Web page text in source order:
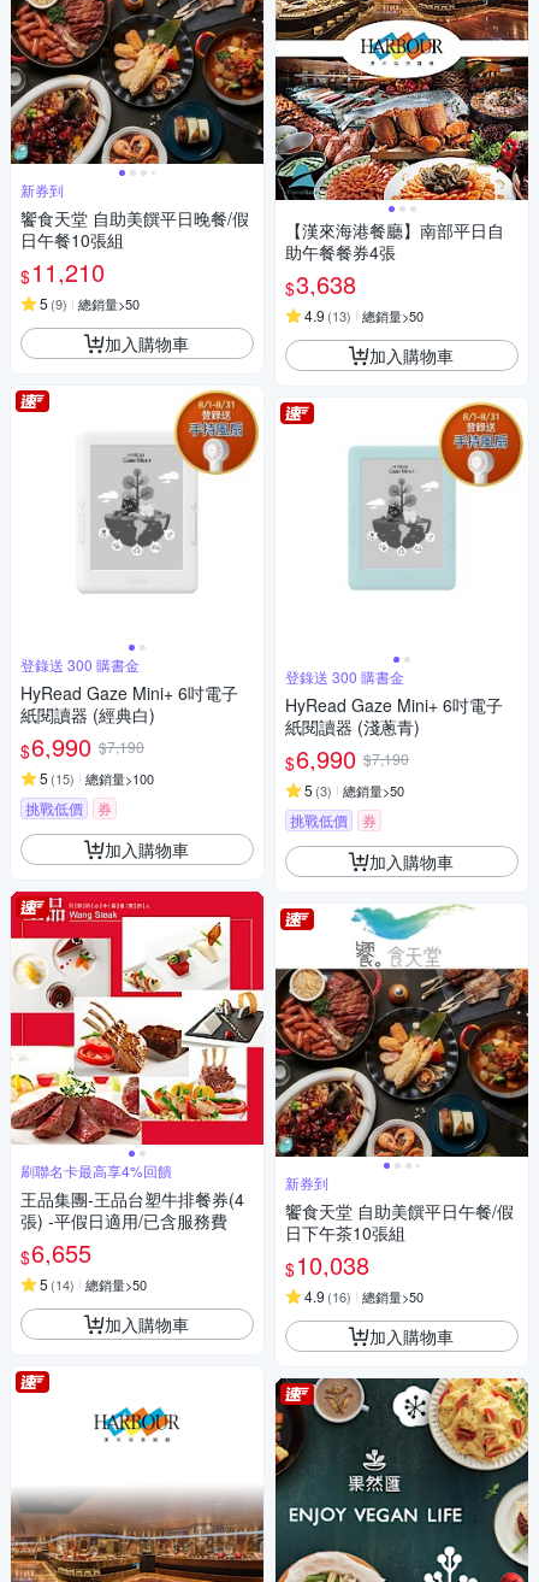
新券到
饗食天堂 自助美饌平日晚餐/假
日午餐10張組
$11,210
5 (9) 總銷量>50
加入購物車
登錄送 300 購書金
HyRead Gaze Mini+ 6吋電子
紙閱讀器 (經典白)
$6,990 $7,190
5 (15) 總銷量>100
挑戰低價 券
加入購物車
刷聯名卡最高享4%回饋
王品集團-王品台塑牛排餐券(4
張) -平假日適用/已含服務費
$6,655
5 (14) 總銷量>50
加入購物車
【漢來海港餐廳】南部平日自
助午餐餐券4張
$3,638
4.9 (13) 總銷量>50
加入購物車
登錄送 300 購書金
HyRead Gaze Mini+ 6吋電子
紙閱讀器 (淺蔥青)
$6,990 $7,190
5 (3) 總銷量>50
挑戰低價 券
加入購物車
新券到
饗食天堂 自助美饌平日午餐/假
日下午茶10張組
$10,038
4.9 (16) 總銷量>50
加入購物車